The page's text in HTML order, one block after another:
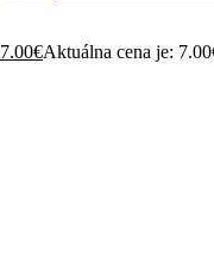
7.00€Aktuálna cena je: